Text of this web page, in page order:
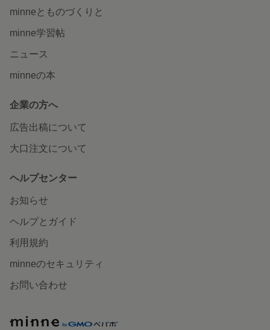
minneとものづくりと
minne学習帖
ニュース
minneの本
企業の方へ
広告出稿について
大口注文について
ヘルプセンター
お知らせ
ヘルプとガイド
利用規約
minneのセキュリティ
お問い合わせ